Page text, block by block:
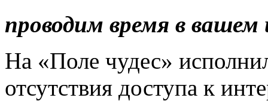
проводим время в
На «Поле чудес»
отсутствия доступа к